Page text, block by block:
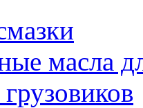
масла